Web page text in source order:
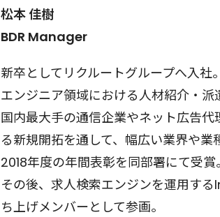
松本 佳樹
BDR Manager
新卒としてリクルートグループへ入社。
エンジニア領域における人材紹介・派
国内最大手の通信企業やネット広告
る新規開拓を通して、幅広い業界や業
2018年度の年間表彰を同部署にて受賞。
その後、求人検索エンジンを運用す
ち上げメンバーとして参画。